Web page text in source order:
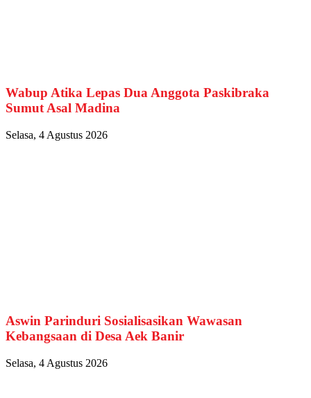
Wabup Atika Lepas Dua Anggota Paskibraka
Sumut Asal Madina
Selasa, 4 Agustus 2026
Aswin Parinduri Sosialisasikan Wawasan
Kebangsaan di Desa Aek Banir
Selasa, 4 Agustus 2026